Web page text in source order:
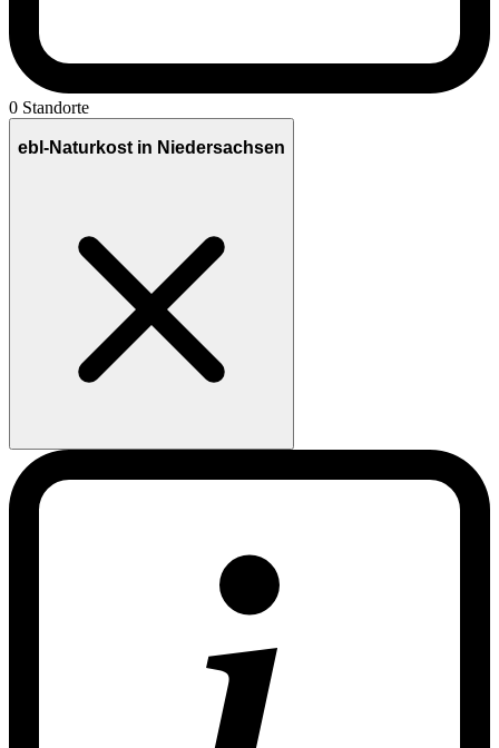
0 Standorte
ebl-Naturkost in Niedersachsen